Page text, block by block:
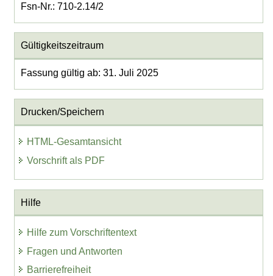
Fsn-Nr.: 710-2.14/2
Gültigkeitszeitraum
Fassung gültig ab: 31. Juli 2025
Drucken/Speichern
HTML-Gesamtansicht
Vorschrift als PDF
Hilfe
Hilfe zum Vorschriftentext
Fragen und Antworten
Barrierefreiheit